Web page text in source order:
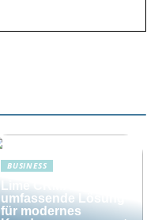
BUSINESS
Lime CRM: Die
umfassende Lösung
für modernes